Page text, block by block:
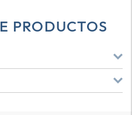
PRODUCTOS